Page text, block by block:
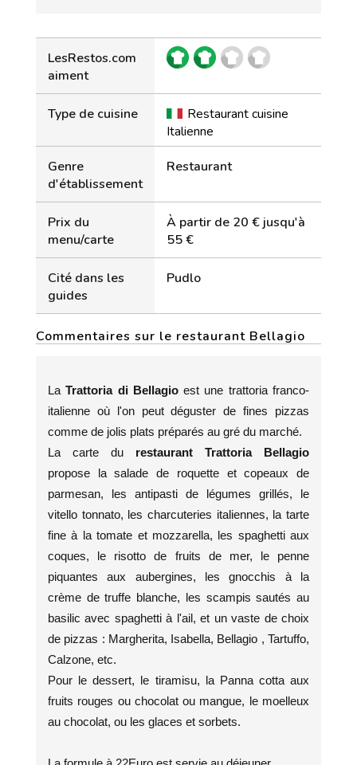
LesRestos.com
aiment
Type de cuisine
Restaurant cuisine
Italienne
Genre
d'établissement
Restaurant
Prix du
menu/carte
À partir de 20 € jusqu'à
55 €
Cité dans les
guides
Pudlo
Commentaires sur le restaurant Bellagio
LaTrattoria di Bellagioest une trattoria franco-
italienne où l'on peut déguster de fines pizzas
comme de jolis plats préparés au gré du marché.
La carte du restaurant Trattoria Bellagio
propose la salade de roquette et copeaux de
parmesan, les antipasti de légumes grillés, le
vitello tonnato, les charcuteries italiennes, la tarte
fine à la tomate et mozzarella, les spaghetti aux
coques, le risotto de fruits de mer, le penne
piquantes aux aubergines, les gnocchis à la
crème de truffe blanche, les scampis sautés au
basilic avec spaghetti à l'ail, et un vaste de choix
de pizzas : Margherita, Isabella, Bellagio , Tartuffo,
Calzone, etc.
Pour le dessert, le tiramisu, la Panna cotta aux
fruits rouges ou chocolat ou mangue, le moelleux
au chocolat, ou les glaces et sorbets.